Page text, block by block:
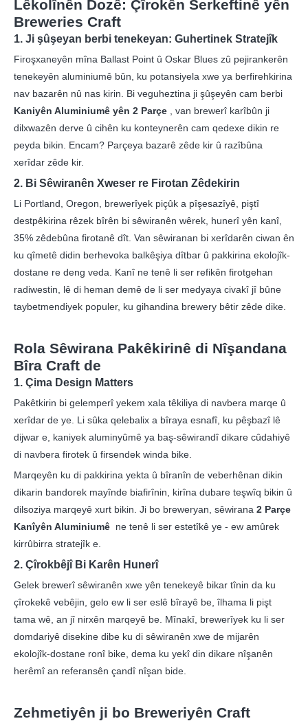
Lêkolînên Dozê: Çîrokên Serkeftinê yên
Breweries Craft
1. Ji şûşeyan berbi tenekeyan: Guhertinek Stratejîk
Firoşxaneyên mîna Ballast Point û Oskar Blues zû pejirankerên
tenekeyên aluminiumê bûn, ku potansiyela xwe ya berfirehkirina
nav bazarên nû nas kirin. Bi veguheztina ji şûşeyên cam berbi
Kaniyên Aluminiumê yên 2 Parçe
, van brewerî karîbûn ji
dilxwazên derve û cihên ku konteynerên cam qedexe dikin re
peyda bikin. Encam? Parçeya bazarê zêde kir û razîbûna
xerîdar zêde kir.
2. Bi Sêwiranên Xweser re Firotan Zêdekirin
Li Portland, Oregon, brewerîyek piçûk a pîşesazîyê, piştî
destpêkirina rêzek bîrên bi sêwiranên wêrek, hunerî yên kanî,
35% zêdebûna firotanê dît. Van sêwiranan bi xerîdarên ciwan ên
ku qîmetê didin berhevoka balkêşiya dîtbar û pakkirina ekolojîk-
dostane re deng veda. Kanî ne tenê li ser refikên firotgehan
radiwestin, lê di heman demê de li ser medyaya civakî jî bûne
taybetmendiyek populer, ku gihandina brewery bêtir zêde dike.
Rola Sêwirana Pakêkirinê di Nîşandana
Bîra Craft de
1. Çima Design Matters
Pakêtkirin bi gelemperî yekem xala têkiliya di navbera marqe û
xerîdar de ye. Li sûka qelebalix a bîraya esnafî, ku pêşbazî lê
dijwar e, kaniyek aluminyûmê ya baş-sêwirandî dikare cûdahiyê
di navbera firotek û firsendek winda bike.
Marqeyên ku di pakkirina yekta û bîranîn de veberhênan dikin
dikarin bandorek mayînde biafirînin, kirîna dubare teşwîq bikin û
dilsoziya marqeyê xurt bikin. Ji bo breweryan, sêwirana 2 Parçe
Kanîyên Aluminiumê ne tenê li ser estetîkê ye - ew amûrek
kirrûbirra stratejîk e.
2. Çîrokbêjî Bi Karên Hunerî
Gelek brewerî sêwiranên xwe yên tenekeyê bikar tînin da ku
çîrokekê vebêjin, gelo ew li ser eslê bîrayê be, îlhama li pişt
tama wê, an jî nirxên marqeyê be. Mînakî, brewerîyek ku li ser
domdariyê disekine dibe ku di sêwiranên xwe de mijarên
ekolojîk-dostane ronî bike, dema ku yekî din dikare nîşanên
herêmî an referansên çandî nîşan bide.
Zehmetiyên ji bo Breweriyên Craft